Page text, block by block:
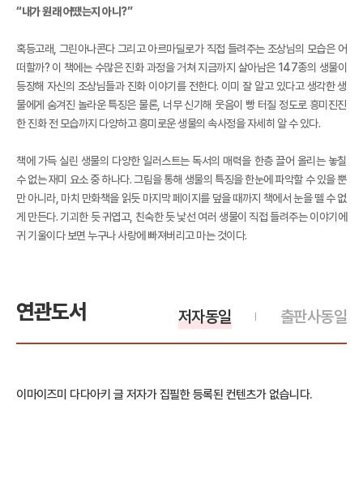
“내가 원래 어땠는지 아니?”
혹등고래, 그린아나콘다 그리고 아르마딜로가 직접 들려주는 조상님의 모습은 어
떠할까? 이 책에는 수많은 진화 과정을 거쳐 지금까지 살아남은 147종의 생물이
등장해 자신의 조상님들과 진화 이야기를 전한다. 이미 잘 알고 있다고 생각한 생
물에게 숨겨진 놀라운 특징은 물론, 너무 신기해 웃음이 빵 터질 정도로 흥미진진
한 진화 전 모습까지 다양하고 흥미로운 생물의 속사정을 자세히 알 수 있다.
책에 가득 실린 생물의 다양한 일러스트는 독서의 매력을 한층 끌어 올리는 놓칠
수 없는 재미 요소 중 하나다. 그림을 통해 생물의 특징을 한눈에 파악할 수 있을 뿐
만 아니라, 마치 만화책을 읽듯 마지막 페이지를 덮을 때까지 책에서 눈을 뗄 수 없
게 만든다. 기괴한 듯 귀엽고, 친숙한 듯 낯선 여러 생물이 직접 들려주는 이야기에
귀 기울이다 보면 누구나 사랑에 빠져버리고 마는 것이다.
연관도서 출판사동일
저자동일
이마이즈미 다다아키 글 저자가 집필한 등록된 컨텐츠가 없습니다.